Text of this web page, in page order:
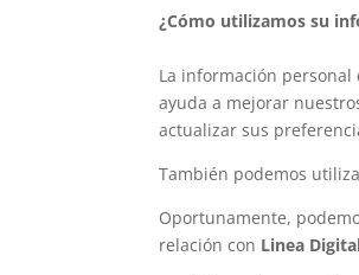
¿Cómo utilizamos su
La información
ayuda a mejorar
actualizar sus
También podemos
Oportunamente,
relación con Linea